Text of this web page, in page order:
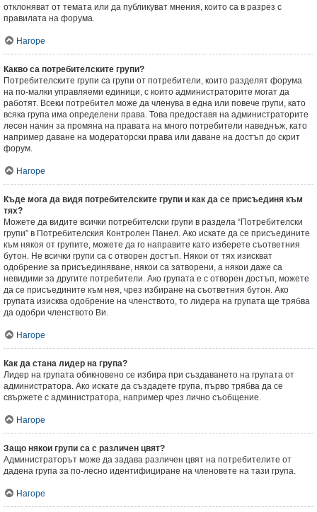
отклоняват от темата или да публикуват мнения, които са в разрез с
правилата на форума.
Нагоре
Какво са потребителските групи?
Потребителските групи са групи от потребители, които разделят форума
на по-малки управляеми единици, с които администраторите могат да
работят. Всеки потребител може да членува в една или повече групи, като
всяка група има определени права. Това предоставя на администраторите
лесен начин за промяна на правата на много потребители наведнъж, като
например даване на модераторски права или даване на достъп до скрит
форум.
Нагоре
Къде мога да видя потребителските групи и как да се присъединя към
тях?
Можете да видите всички потребителски групи в раздела “Потребителски
групи” в Потребителския Контролен Панел. Ако искате да се присъедините
към някоя от групите, можете да го направите като изберете съответния
бутон. Не всички групи са с отворен достъп. Някои от тях изискват
одобрение за присъединяване, някои са затворени, а някои даже са
невидими за другите потребители. Ако групата е с отворен достъп, можете
да се присъедините към нея, чрез избиране на съответния бутон. Ако
групата изисква одобрение на членството, то лидера на групата ще трябва
да одобри членството Ви.
Нагоре
Как да стана лидер на група?
Лидер на групата обикновено се избира при създаването на групата от
администратора. Ако искате да създадете група, първо трябва да се
свържете с администратора, например чрез лично съобщение.
Нагоре
Защо някои групи са с различен цвят?
Администраторът може да задава различен цвят на потребителите от
дадена група за по-лесно идентифициране на членовете на тази група.
Нагоре